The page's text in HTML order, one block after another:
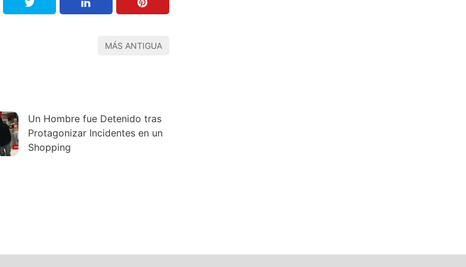
MÁS ANTIGUA
Un Hombre fue Detenido tras
Protagonizar Incidentes en un
Shopping